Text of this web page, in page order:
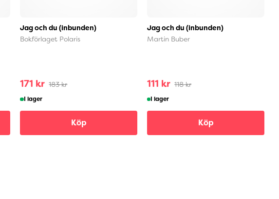
Jag och du (inbunden)
Bokförlaget Polaris
171 kr 183 kr
I lager
Köp
Jag och du (inbunden)
Martin Buber
111 kr 118 kr
I lager
Köp